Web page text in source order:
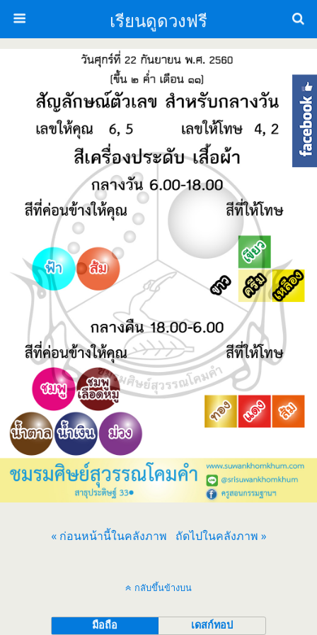
เรียนดูดวงฟรี
« ก่อนหน้านี้ในคลังภาพ ถัดไปในคลังภาพ »
กลับขึ้นข้างบน
มือถือ เดสก์ทอป